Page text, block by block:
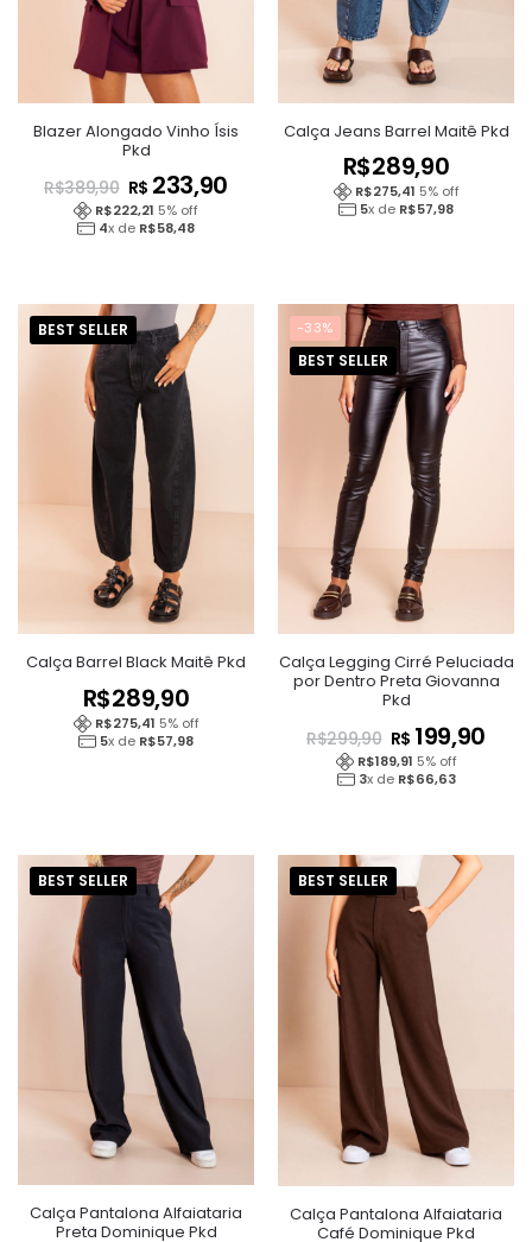
Blazer Alongado Vinho Ísis
Pkd
R$389,90 R$ 233,90
R$222,21 5% off
4x de R$58,48
Calça Jeans Barrel Maitê Pkd
R$289,90
R$275,41 5% off
5x de R$57,98
BEST SELLER
Calça Barrel Black Maitê Pkd
R$289,90
R$275,41 5% off
5x de R$57,98
-33%
BEST SELLER
Calça Legging Cirré Peluciada
por Dentro Preta Giovanna
Pkd
R$299,90 R$ 199,90
R$189,91 5% off
3x de R$66,63
BEST SELLER
Calça Pantalona Alfaiataria
Preta Dominique Pkd
BEST SELLER
Calça Pantalona Alfaiataria
Café Dominique Pkd